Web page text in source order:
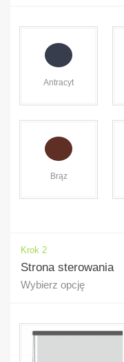
Antracyt
Brąz
Krok 2
Strona sterowania
Wybierz opcję